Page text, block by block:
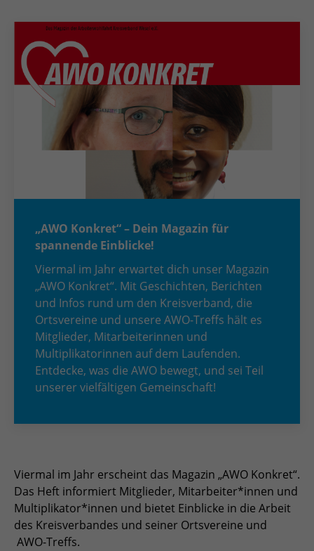
„AWO Konkret“ – Dein Magazin für
spannende Einblicke!
Viermal im Jahr erwartet dich unser Magazin
„AWO Konkret“. Mit Geschichten, Berichten
und Infos rund um den Kreisverband, die
Ortsvereine und unsere AWO-Treffs hält es
Mitglieder, Mitarbeiterinnen und
Multiplikatorinnen auf dem Laufenden.
Entdecke, was die AWO bewegt, und sei Teil
unserer vielfältigen Gemeinschaft!
Viermal im Jahr erscheint das Magazin „AWO Konkret“.
Das Heft informiert Mitglieder, Mitarbeiter*innen und
Multiplikator*innen und bietet Einblicke in die Arbeit
des Kreisverbandes und seiner Ortsvereine und
AWO-Treffs.